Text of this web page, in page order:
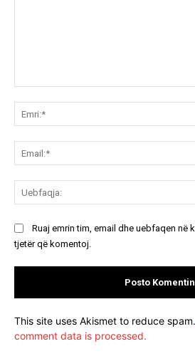
Ruaj emrin tim, email dhe uebfaqen në
tjetër që komentoj.
This site uses Akismet to reduce spam.
comment data is processed.